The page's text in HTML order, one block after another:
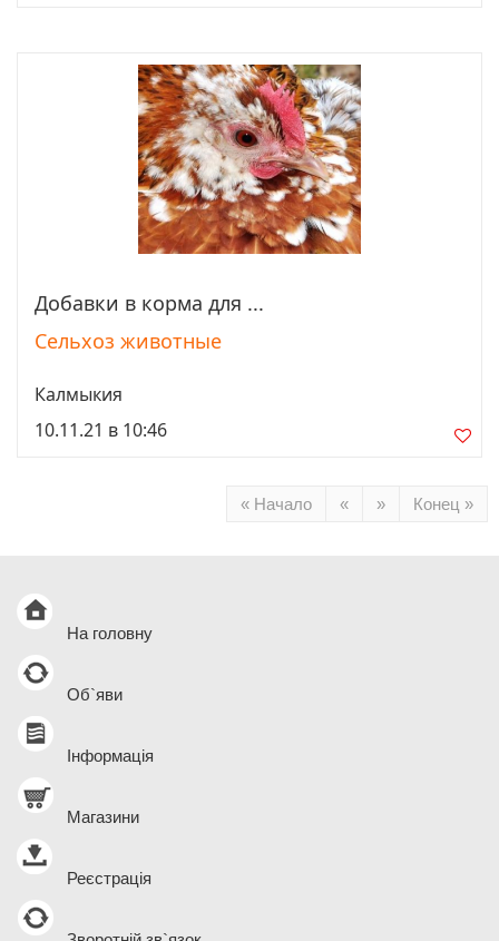
Просмотреть
Добавки в корма для ...
Сельхоз животные
Калмыкия
10.11.21 в 10:46
« Начало « » Конец »
На головну
Об`яви
Інформація
Магазини
Реєстрація